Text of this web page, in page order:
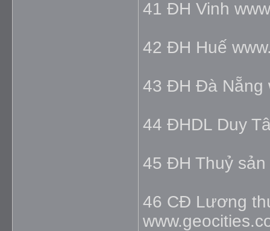
41 ĐH Vinh
42 ĐH Huế
43 ĐH Đà Nẵng
44 ĐHDL Duy
45 ĐH Thuỷ sản
46 CĐ Lương